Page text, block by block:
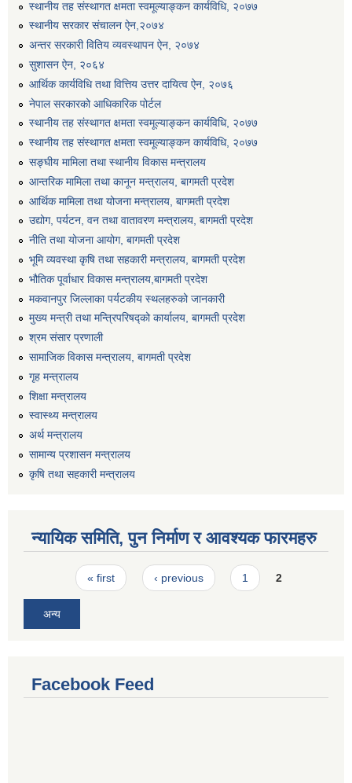
स्थानीय तह संस्थागत क्षमता स्वमूल्याङ्कन कार्यविधि, २०७७
स्थानीय सरकार संचालन ऐन,२०७४
अन्तर सरकारी वितिय व्यवस्थापन ऐन, २०७४
सुशासन ऐन, २०६४
आर्थिक कार्यविधि तथा वित्तिय उत्तर दायित्व ऐन, २०७६
नेपाल सरकारको आधिकारिक पोर्टल
स्थानीय तह संस्थागत क्षमता स्वमूल्याङ्कन कार्यविधि, २०७७
स्थानीय तह संस्थागत क्षमता स्वमूल्याङ्कन कार्यविधि, २०७७
सङ्घीय मामिला तथा स्थानीय विकास मन्त्रालय
आन्तरिक मामिला तथा कानून मन्त्रालय, बागमती प्रदेश
आर्थिक मामिला तथा योजना मन्त्रालय, बागमती प्रदेश
उद्योग, पर्यटन, वन तथा वातावरण मन्त्रालय, बागमती प्रदेश
नीति तथा योजना आयोग, बागमती प्रदेश
भूमि व्यवस्था कृषि तथा सहकारी मन्त्रालय, बागमती प्रदेश
भौतिक पूर्वाधार विकास मन्त्रालय,बागमती प्रदेश
मकवानपुर जिल्लाका पर्यटकीय स्थलहरुको जानकारी
मुख्य मन्त्री तथा मन्त्रिपरिषद्को कार्यालय, बागमती प्रदेश
श्रम संसार प्रणाली
सामाजिक विकास मन्त्रालय, बागमती प्रदेश
गृह मन्त्रालय
शिक्षा मन्त्रालय
स्वास्थ्य मन्त्रालय
अर्थ मन्त्रालय
सामान्य प्रशासन मन्त्रालय
कृषि तथा सहकारी मन्त्रालय
न्यायिक समिति, पुन निर्माण र आवश्यक फारमहरु
Pages« first ‹ previous 1 2
अन्य
Facebook Feed